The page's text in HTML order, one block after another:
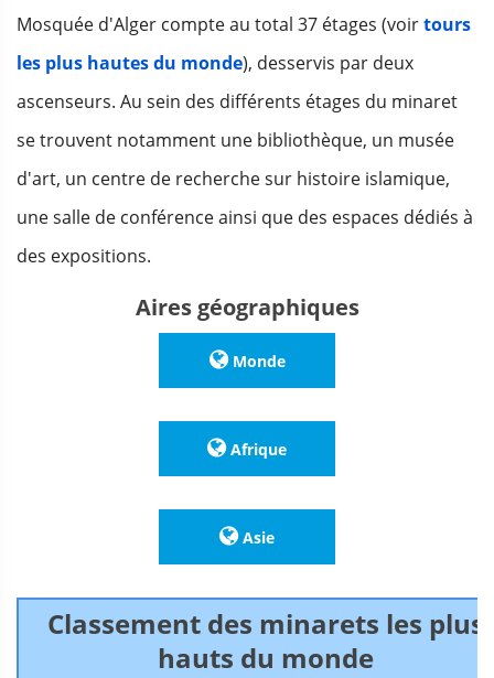
Mosquée d'Alger compte au total 37 étages (voirtours
les plus hautes du monde), desservis par deux
ascenseurs. Au sein des différents étages du minaret
se trouvent notamment une bibliothèque, un musée
d'art, un centre de recherche sur histoire islamique,
une salle de conférence ainsi que des espaces dédiés à
des expositions.
Aires géographiques
Monde
Afrique
Asie
Classement des minarets les plus
hauts du monde